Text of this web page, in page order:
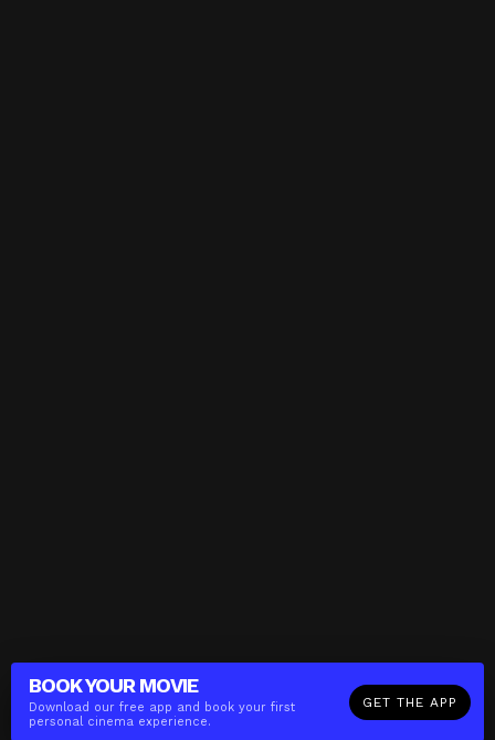
BOOK YOUR MOVIE
Download our free app and book your first
personal cinema experience.
GET THE APP